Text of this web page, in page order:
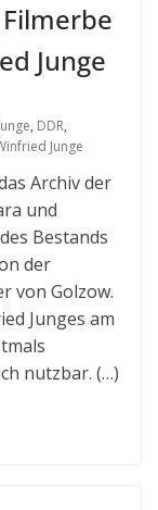
Junge
, DDR,
Junge
Archiv der
und
Bestands
der
von Golzow.
Junges am
nutzbar. (…)